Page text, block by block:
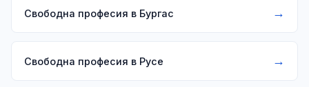
Свободна професия в Бургас →
Свободна професия в Русе →